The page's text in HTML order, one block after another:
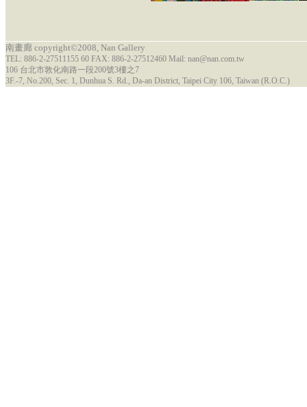
南畫廊 copyright©2008, Nan Gallery
TEL: 886-2-27511155 60 FAX: 886-2-27512460 Mail: nan@nan.com.tw
106 台北市敦化南路一段200號3樓之7
3F.-7, No.200, Sec. 1, Dunhua S. Rd., Da-an District, Taipei City 106, Taiwan (R.O.C.)